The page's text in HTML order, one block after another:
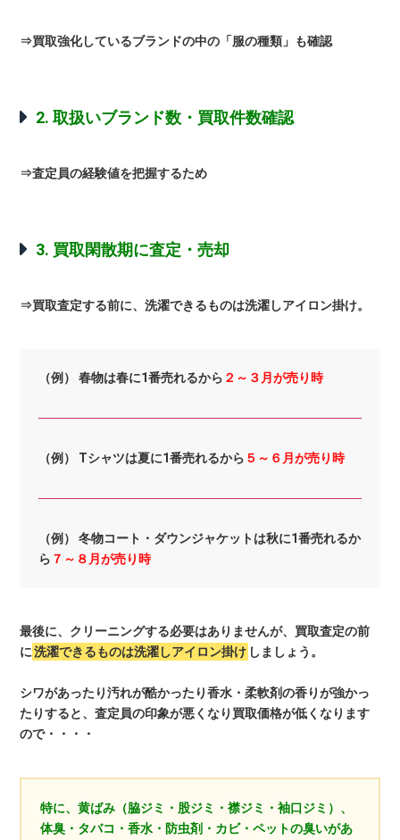
⇒買取強化しているブランドの中の「服の種類」も確認
2. 取扱いブランド数・買取件数確認
⇒査定員の経験値を把握するため
3. 買取閑散期に査定・売却
⇒買取査定する前に、洗濯できるものは洗濯しアイロン掛け。
（例） 春物は春に1番売れるから ２～３月が売り時
（例） Tシャツは夏に1番売れるから ５～６月が売り時
（例） 冬物コート・ダウンジャケットは秋に1番売れるか
ら ７～８月が売り時
最後に、クリーニングする必要はありませんが、買取査定の前
に 洗濯できるものは洗濯しアイロン掛け しましょう。
シワがあったり汚れが酷かったり香水・柔軟剤の香りが強かっ
たりすると、査定員の印象が悪くなり買取価格が低くなります
ので・・・・
特に、黄ばみ（脇ジミ・股ジミ・襟ジミ・袖口ジミ）、
体臭・タバコ・香水・防虫剤・カビ・ペットの臭いがあ